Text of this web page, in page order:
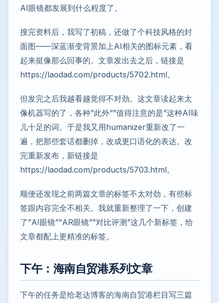
AI眼镜都发展到什么程度了。
搜完资料后，我写了初稿，还做了个科技风格的封
面图——深蓝渐变背景加上AI相关的图标元素，看
起来挺像那么回事的。文章发出去之后，链接是
https://laodad.com/products/5702.html。
但发完之后我越看越觉得不对劲。这文章读起来太
像机器写的了，各种”此外””值得注意的是”这种AI味
儿十足的词。于是我又用humanizer重新改了一
遍，把那些套话都删掉，改成更口语化的表达。改
完重新发布，新链接是
https://laodad.com/products/5703.html。
顺便还发现之前两篇文章的标签不太对劲，有些标
签跟内容完全不相关。我就重新整理了一下，创建
了”AI眼镜””AR眼镜””对比评测”这几个新标签，给
文章都配上更精准的标签。
下午：海南自贸港系列文章
下午的任务是给老达博客的海南自贸港栏目写三篇